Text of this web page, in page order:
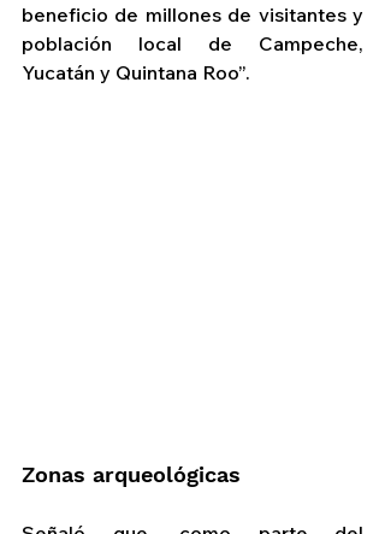
beneficio de millones de visitantes y
población local de Campeche,
Yucatán y Quintana Roo”.
Zonas arqueológicas